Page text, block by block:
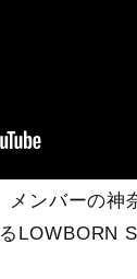
ンバーの神
LOWBORN